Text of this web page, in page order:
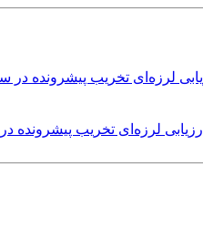
ارزیابی لرزه‌ای تخریب